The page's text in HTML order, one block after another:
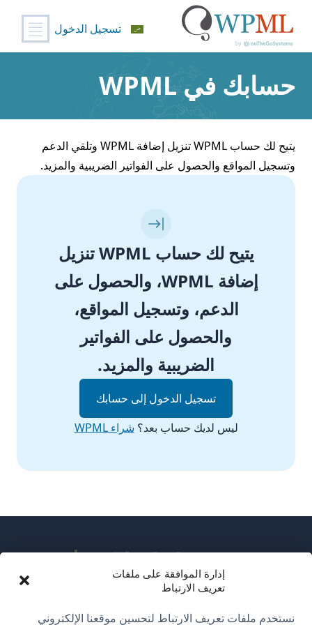
إدارة الموافقة على ملفات
تعريف الارتباط
نستخدم ملفات تعريف الارتباط لتحسين موقعنا الإلكتروني
المحتوى
تسجيل الدخول
حسابك في WPML
يتيح لك حساب WPML تنزيل إضافة WPML وتلقي الدعم
وتسجيل المواقع والحصول على الفواتير الضريبية والمزيد.
يتيح لك حساب WPML تنزيل
إضافة WPML، والحصول على
الدعم، وتسجيل المواقع،
والحصول على الفواتير
الضريبية والمزيد.
تسجيل الدخول إلى حسابك
ليس لديك حساب بعد؟ شراء WPML